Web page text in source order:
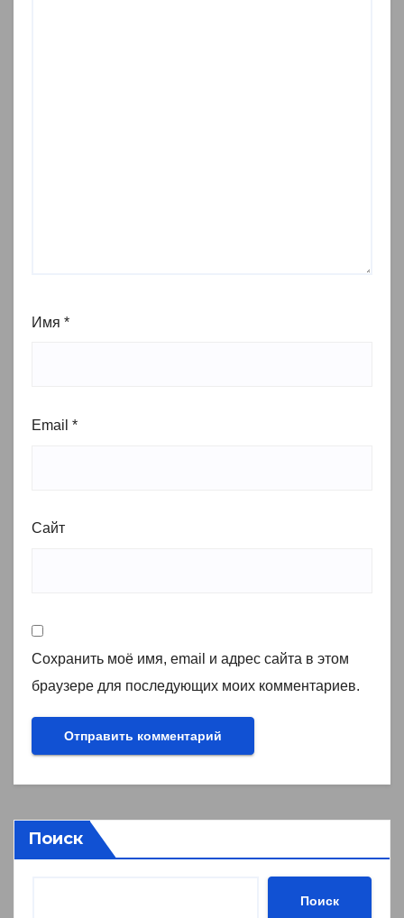
Имя *
Email *
Сайт
Сохранить моё имя, email и адрес сайта в этом
браузере для последующих моих комментариев.
Поиск
Поиск